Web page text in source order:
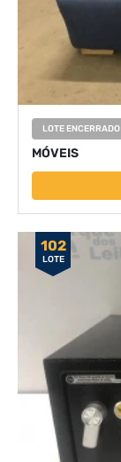
LOTE ENCERRADO
MÓVEIS
102
LOTE